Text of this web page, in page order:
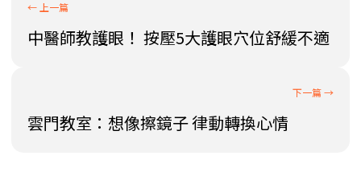
中醫師教護眼！ 按壓5大護眼穴位舒緩不適
雲門教室：想像擦鏡子 律動轉換心情